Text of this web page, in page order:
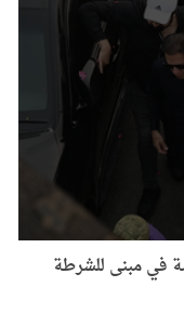
مبنى للشرطة